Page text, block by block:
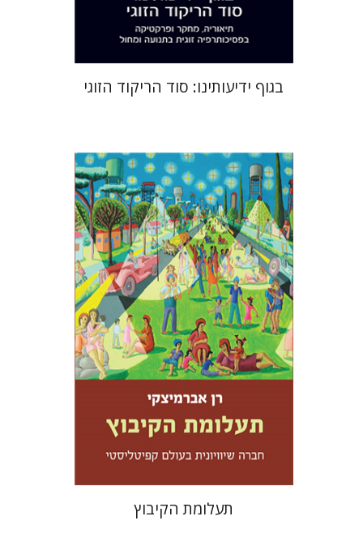
$31
$28
בגוף ידיעותינו: סוד הריקוד הזוגי
רן אברמיצקי
עמנואל לוטם
הנחת אתר ספר מודפס
$35
$32
תעלומת הקיבוץ